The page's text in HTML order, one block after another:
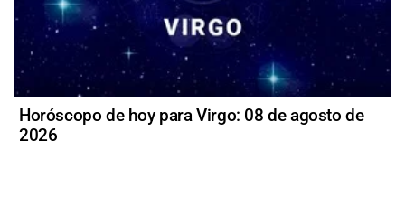
Horóscopo de hoy para Virgo: 08 de agosto de
2026